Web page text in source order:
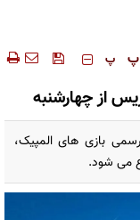
‍‍‍ پ پ
از چهارشنبه
بازی های المپیک،
می شود.